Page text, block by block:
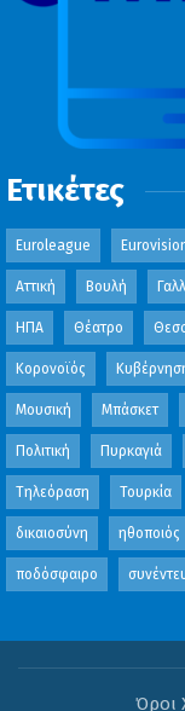
Ετικέτες
Euroleague
Αττική Βουλή
ΗΠΑ Θέατρο
Κορονοϊός
Μουσική Μπάσκετ
Πολιτική Πυρκαγιά
Τηλεόραση Τουρκία
δικαιοσύνη ηθοποιός
ποδόσφαιρο
Όροι